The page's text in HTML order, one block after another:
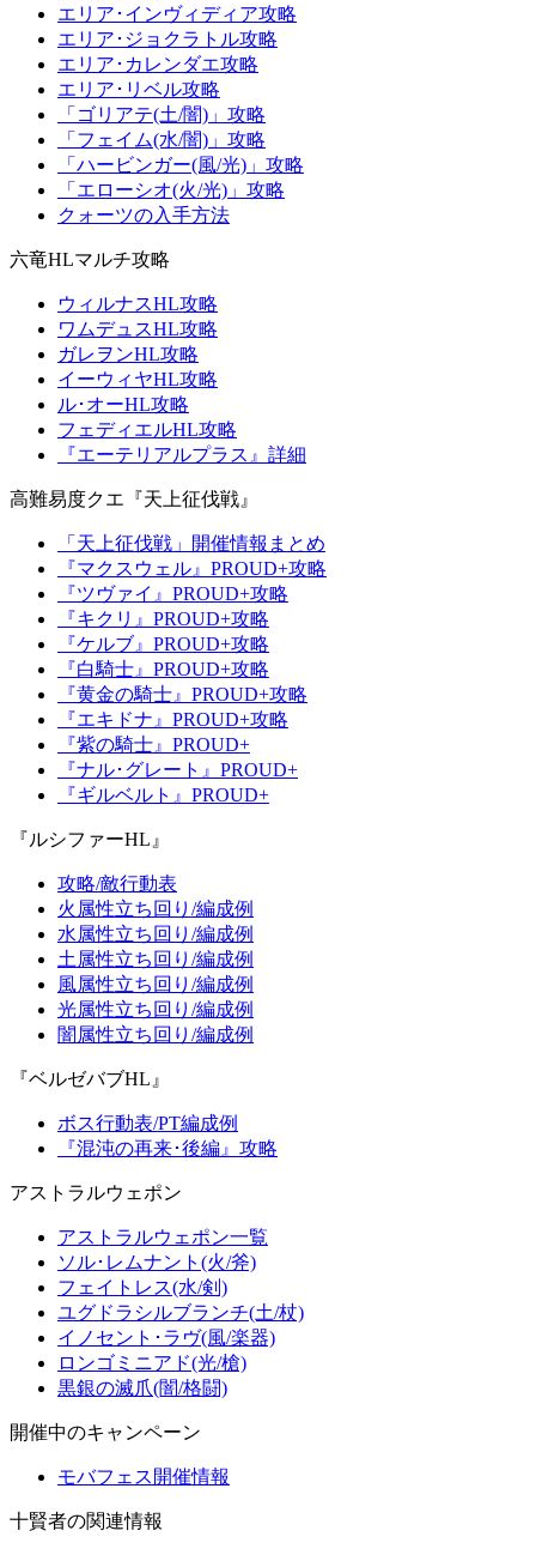
エリア･インヴィディア攻略
エリア･ジョクラトル攻略
エリア･カレンダエ攻略
エリア･リベル攻略
「ゴリアテ(土/闇)」攻略
「フェイム(水/闇)」攻略
「ハービンガー(風/光)」攻略
「エローシオ(火/光)」攻略
クォーツの入手方法
六竜HLマルチ攻略
ウィルナスHL攻略
ワムデュスHL攻略
ガレヲンHL攻略
イーウィヤHL攻略
ル･オーHL攻略
フェディエルHL攻略
『エーテリアルプラス』詳細
高難易度クエ『天上征伐戦』
「天上征伐戦」開催情報まとめ
『マクスウェル』PROUD+攻略
『ツヴァイ』PROUD+攻略
『キクリ』PROUD+攻略
『ケルブ』PROUD+攻略
『白騎士』PROUD+攻略
『黄金の騎士』PROUD+攻略
『エキドナ』PROUD+攻略
『紫の騎士』PROUD+
『ナル･グレート』PROUD+
『ギルベルト』PROUD+
『ルシファーHL』
攻略/敵行動表
火属性立ち回り/編成例
水属性立ち回り/編成例
土属性立ち回り/編成例
風属性立ち回り/編成例
光属性立ち回り/編成例
闇属性立ち回り/編成例
『ベルゼバブHL』
ボス行動表/PT編成例
『混沌の再来･後編』攻略
アストラルウェポン
アストラルウェポン一覧
ソル･レムナント(火/斧)
フェイトレス(水/剣)
ユグドラシルブランチ(土/杖)
イノセント･ラヴ(風/楽器)
ロンゴミニアド(光/槍)
黒銀の滅爪(闇/格闘)
開催中のキャンペーン
モバフェス開催情報
十賢者の関連情報